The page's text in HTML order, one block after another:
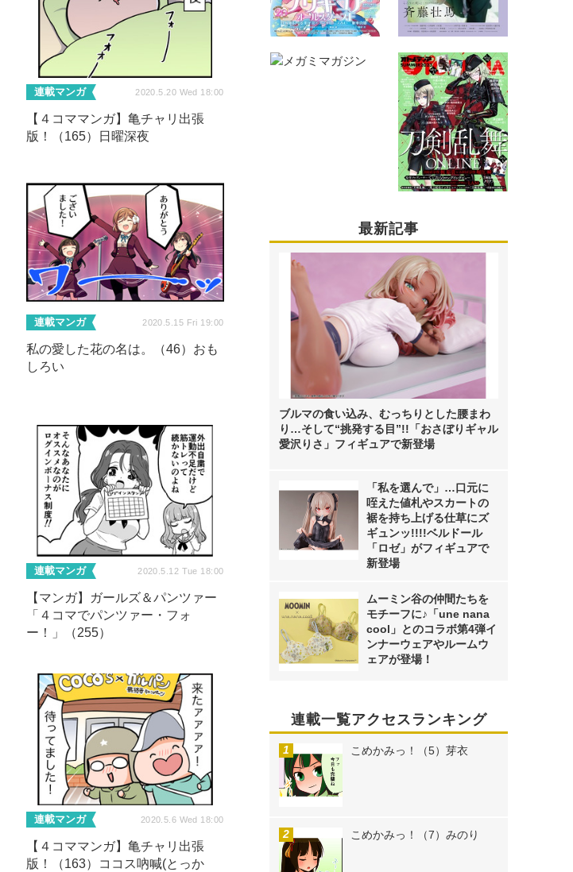
連載マンガ 2020.5.20 Wed 18:00
【４コママンガ】亀チャリ出張
版！（165）日曜深夜
連載マンガ 2020.5.15 Fri 19:00
私の愛した花の名は。（46）おも
しろい
連載マンガ 2020.5.12 Tue 18:00
【マンガ】ガールズ＆パンツァー
「４コマでパンツァー・フォ
ー！」（255）
連載マンガ 2020.5.6 Wed 18:00
【４コママンガ】亀チャリ出張
版！（163）ココス吶喊(とっか
最新記事
ブルマの食い込み、むっちりとした腰まわ
り…そして“挑発する目”!!「おさぼりギャル
愛沢りさ」フィギュアで新登場
「私を選んで」…口元に
咥えた値札やスカートの
裾を持ち上げる仕草にズ
ギュンッ!!!!ベルドール
「ロゼ」がフィギュアで
新登場
ムーミン谷の仲間たちを
モチーフに♪「une nana
cool」とのコラボ第4弾イ
ンナーウェアやルームウ
ェアが登場！
連載一覧アクセスランキング
こめかみっ！（5）芽衣
こめかみっ！（7）みのり